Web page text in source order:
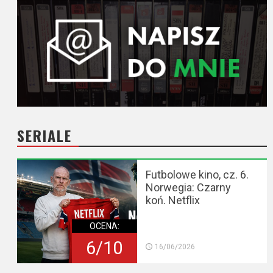
SERIALE
OCENA:
6/10
Futbolowe kino, cz. 6.
Norwegia: Czarny
koń. Netflix
16/06/2026